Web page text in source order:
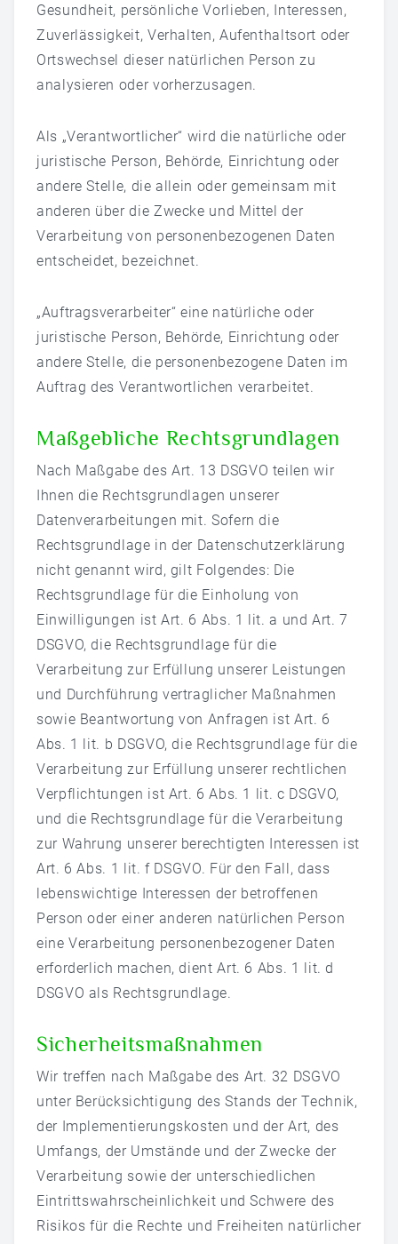
Gesundheit, persönliche Vorlieben, Interessen,
Zuverlässigkeit, Verhalten, Aufenthaltsort oder
Ortswechsel dieser natürlichen Person zu
analysieren oder vorherzusagen.
Als „Verantwortlicher“ wird die natürliche oder
juristische Person, Behörde, Einrichtung oder
andere Stelle, die allein oder gemeinsam mit
anderen über die Zwecke und Mittel der
Verarbeitung von personenbezogenen Daten
entscheidet, bezeichnet.
„Auftragsverarbeiter“ eine natürliche oder
juristische Person, Behörde, Einrichtung oder
andere Stelle, die personenbezogene Daten im
Auftrag des Verantwortlichen verarbeitet.
Maßgebliche Rechtsgrundlagen
Nach Maßgabe des Art. 13 DSGVO teilen wir
Ihnen die Rechtsgrundlagen unserer
Datenverarbeitungen mit. Sofern die
Rechtsgrundlage in der Datenschutzerklärung
nicht genannt wird, gilt Folgendes: Die
Rechtsgrundlage für die Einholung von
Einwilligungen ist Art. 6 Abs. 1 lit. a und Art. 7
DSGVO, die Rechtsgrundlage für die
Verarbeitung zur Erfüllung unserer Leistungen
und Durchführung vertraglicher Maßnahmen
sowie Beantwortung von Anfragen ist Art. 6
Abs. 1 lit. b DSGVO, die Rechtsgrundlage für die
Verarbeitung zur Erfüllung unserer rechtlichen
Verpflichtungen ist Art. 6 Abs. 1 lit. c DSGVO,
und die Rechtsgrundlage für die Verarbeitung
zur Wahrung unserer berechtigten Interessen ist
Art. 6 Abs. 1 lit. f DSGVO. Für den Fall, dass
lebenswichtige Interessen der betroffenen
Person oder einer anderen natürlichen Person
eine Verarbeitung personenbezogener Daten
erforderlich machen, dient Art. 6 Abs. 1 lit. d
DSGVO als Rechtsgrundlage.
Sicherheitsmaßnahmen
Wir treffen nach Maßgabe des Art. 32 DSGVO
unter Berücksichtigung des Stands der Technik,
der Implementierungskosten und der Art, des
Umfangs, der Umstände und der Zwecke der
Verarbeitung sowie der unterschiedlichen
Eintrittswahrscheinlichkeit und Schwere des
Risikos für die Rechte und Freiheiten natürlicher